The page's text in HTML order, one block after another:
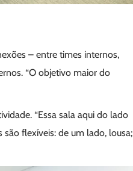
– entre times internos,
“O objetivo maior do
“Essa sala aqui do lado
flexíveis: de um lado, lousa;